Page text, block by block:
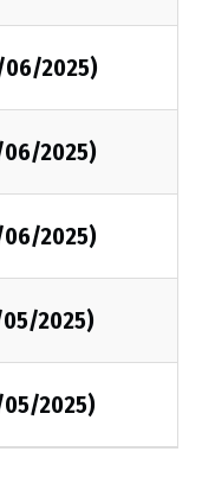
06/2025)
06/2025)
06/2025)
05/2025)
05/2025)